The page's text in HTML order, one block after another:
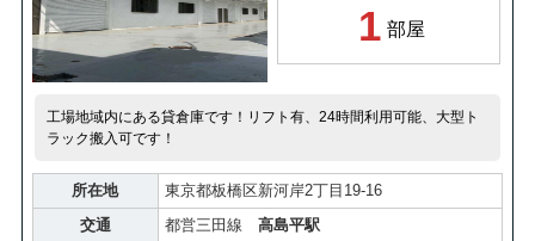
1 部屋
工場地域内にある貸倉庫です！リフト有、24時間利用可能、大型ト
ラック搬入可です！
所在地
東京都板橋区新河岸2丁目19-16
交通
都営三田線 高島平駅